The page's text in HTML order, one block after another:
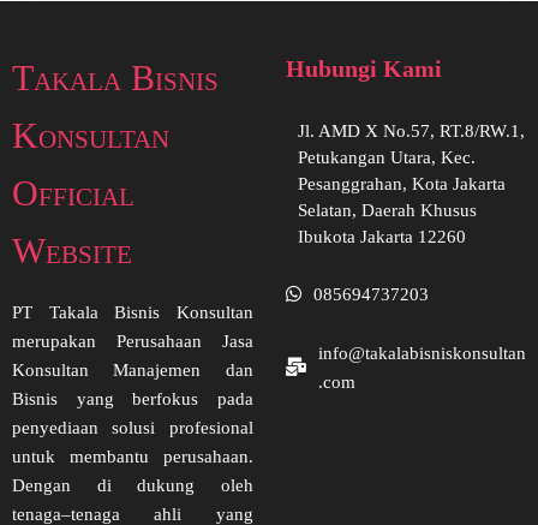
Takala Bisnis
Konsultan
Official
Website
PT Takala Bisnis Konsultan
merupakan Perusahaan Jasa
Konsultan Manajemen dan
Bisnis yang berfokus pada
penyediaan solusi profesional
untuk membantu perusahaan.
Dengan di dukung oleh
tenaga–tenaga ahli yang
Hubungi Kami
Jl. AMD X No.57, RT.8/RW.1,
Petukangan Utara, Kec.
Pesanggrahan, Kota Jakarta
Selatan, Daerah Khusus
Ibukota Jakarta 12260
085694737203
info@takalabisniskonsultan
.com